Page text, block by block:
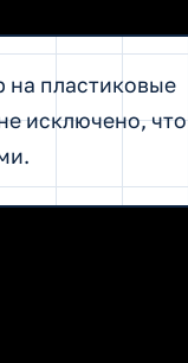
на пластиковые
исключено, что